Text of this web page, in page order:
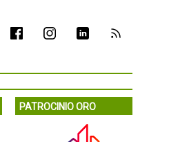
PATROCINIO ORO